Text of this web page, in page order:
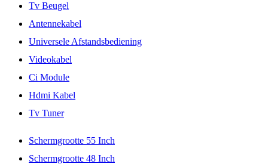
Tv Beugel
Antennekabel
Universele Afstandsbediening
Videokabel
Ci Module
Hdmi Kabel
Tv Tuner
Schermgrootte 55 Inch
Schermgrootte 48 Inch